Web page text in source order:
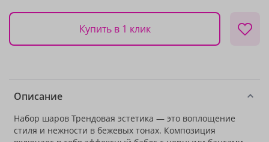
Купить в 1 клик
Описание
Набор шаров Трендовая эстетика — это воплощение
стиля и нежности в бежевых тонах. Композиция